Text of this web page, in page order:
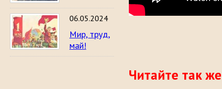
06.05.2024
Мир, труд,
май!
Читайте так